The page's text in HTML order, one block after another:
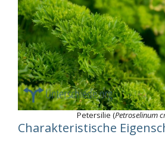
Petersilie (Petroselinum
Charakteristische